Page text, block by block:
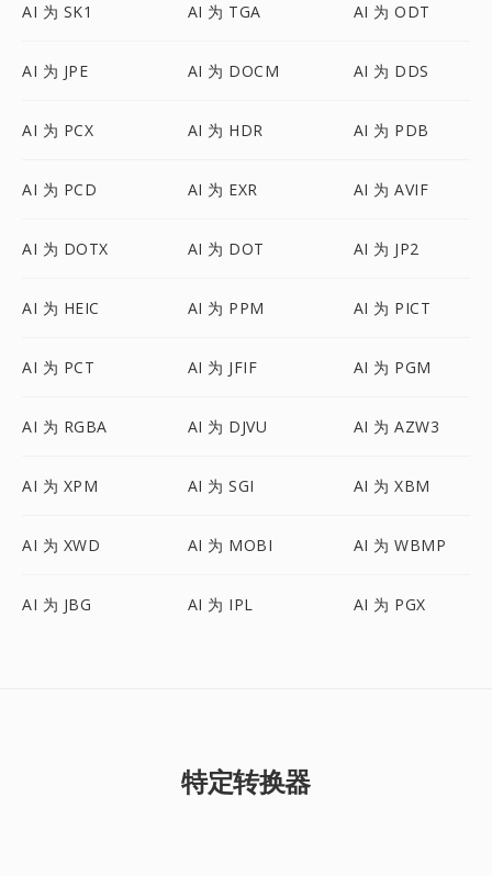
AI 为 SK1 AI 为 TGA AI 为 ODT
AI 为 JPE AI 为 DOCM AI 为 DDS
AI 为 PCX AI 为 HDR AI 为 PDB
AI 为 PCD AI 为 EXR AI 为 AVIF
AI 为 DOTX AI 为 DOT AI 为 JP2
AI 为 HEIC AI 为 PPM AI 为 PICT
AI 为 PCT AI 为 JFIF AI 为 PGM
AI 为 RGBA AI 为 DJVU AI 为 AZW3
AI 为 XPM AI 为 SGI AI 为 XBM
AI 为 XWD AI 为 MOBI AI 为 WBMP
AI 为 JBG AI 为 IPL AI 为 PGX
特定转换器